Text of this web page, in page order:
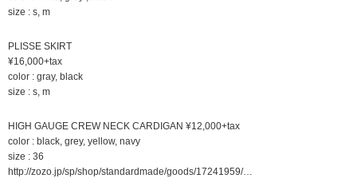
size : s, m
PLISSE SKIRT
¥16,000+tax
color : gray, black
size : s, m
HIGH GAUGE CREW NECK CARDIGAN ¥12,000+tax
color : black, grey, yellow, navy
size : 36
http://zozo.jp/sp/shop/standardmade/goods/17241959/…